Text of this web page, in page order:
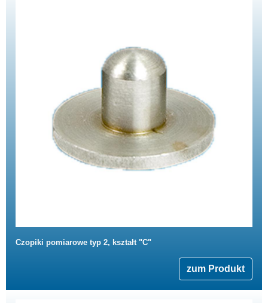
Czopiki pomiarowe typ 2, kształt "C"
zum Produkt